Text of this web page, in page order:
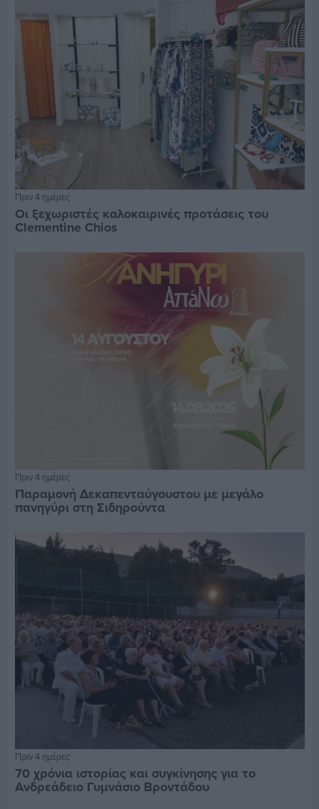
Πριν 4 ημέρες
Οι ξεχωριστές καλοκαιρινές προτάσεις του
Clementine Chios
Πριν 4 ημέρες
Παραμονή Δεκαπενταύγουστου με μεγάλο
πανηγύρι στη Σιδηρούντα
Πριν 4 ημέρες
70 χρόνια ιστορίας και συγκίνησης για το
Ανδρεάδειο Γυμνάσιο Βροντάδου